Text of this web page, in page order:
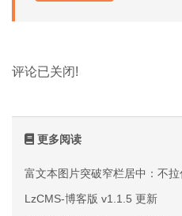
评论已关闭!
更多阅读
富文本图片突破窄栏居中：不拉
LzCMS-博客版 v1.1.5 更新